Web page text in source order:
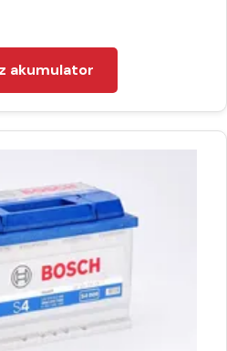
akumulator